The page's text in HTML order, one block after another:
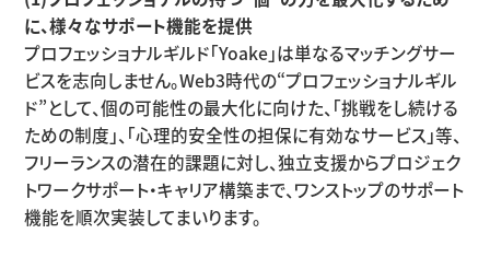
に、様々なサポート機能を提供
プロフェッショナルギルド「Yoake」は単なるマッチングサー
ビスを志向しません。Web3時代の“プロフェッショナルギル
ド”として、個の可能性の最大化に向けた、「挑戦をし続ける
ための制度」、「心理的安全性の担保に有効なサービス」等、
フリーランスの潜在的課題に対し、独立支援からプロジェク
トワークサポート・キャリア構築まで、ワンストップのサポート
機能を順次実装してまいります。